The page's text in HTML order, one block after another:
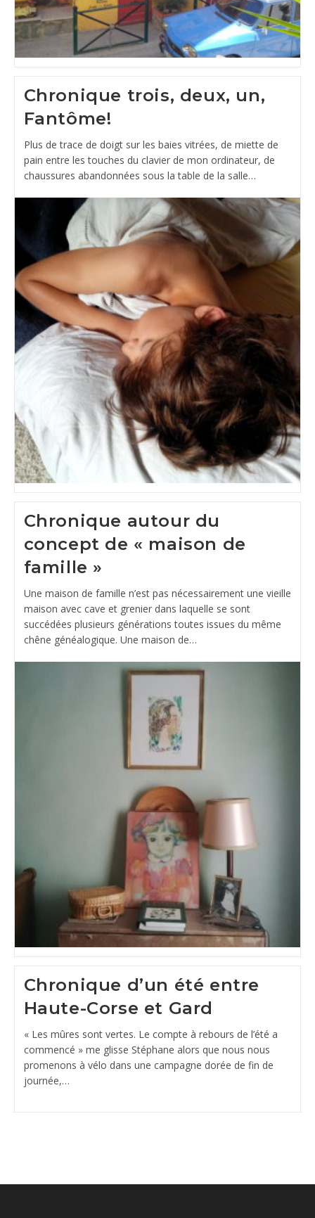
Chronique trois, deux, un,
Fantôme!
Plus de trace de doigt sur les baies vitrées, de miette de
pain entre les touches du clavier de mon ordinateur, de
chaussures abandonnées sous la table de la salle…
Chronique autour du
concept de « maison de
famille »
Une maison de famille n’est pas nécessairement une vieille
maison avec cave et grenier dans laquelle se sont
succédées plusieurs générations toutes issues du même
chêne généalogique. Une maison de…
Chronique d’un été entre
Haute-Corse et Gard
« Les mûres sont vertes. Le compte à rebours de l’été a
commencé » me glisse Stéphane alors que nous nous
promenons à vélo dans une campagne dorée de fin de
journée,…